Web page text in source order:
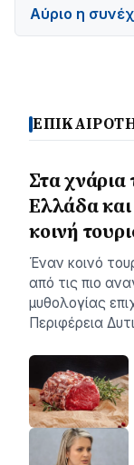
Αύριο η
Στα
Ελλάδα
κοινή
Έναν κοινό
από τις πιο
μυθολογίας
Περιφέρεια